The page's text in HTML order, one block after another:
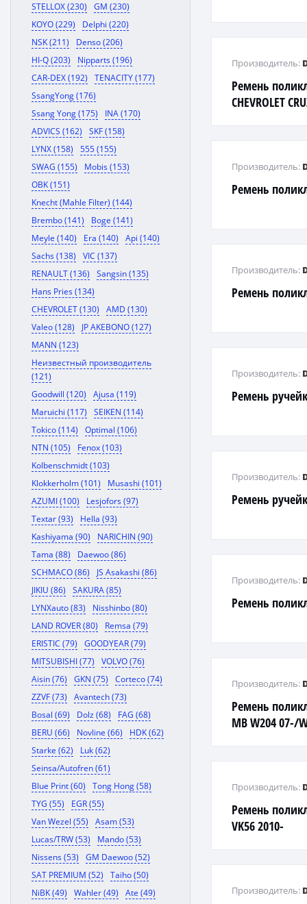
STELLOX (230)
GM (230)
KOYO (229)
Delphi (220)
NSK (211)
Denso (206)
HI-Q (203)
Nipparts (196)
CAR-DEX (192)
TENACITY (177)
SsangYong (176)
Ssang Yong (175)
INA (170)
ADVICS (162)
SKF (158)
LYNX (158)
555 (155)
SWAG (155)
Mobis (153)
OBK (151)
Knecht (Mahle Filter) (144)
Brembo (141)
Boge (141)
Meyle (140)
Era (140)
Api (140)
Sachs (138)
VIC (137)
RENAULT (136)
Sangsin (135)
Hans Pries (134)
CHEVROLET (130)
AMD (130)
Valeo (128)
JP AKEBONO (127)
MANN (123)
Неизвестный производитель
(121)
Goodwill (120)
Ajusa (119)
Maruichi (117)
SEIKEN (114)
Tokico (114)
Optimal (106)
NTN (105)
Fenox (103)
Kolbenschmidt (103)
Klokkerholm (101)
Musashi (101)
AZUMI (100)
Lesjofors (97)
Textar (93)
Hella (93)
Kashiyama (90)
NARICHIN (90)
Tama (88)
Daewoo (86)
SCHMACO (86)
JS Asakashi (86)
JIKIU (86)
SAKURA (85)
LYNXauto (83)
Nisshinbo (80)
LAND ROVER (80)
Remsa (79)
ERISTIC (79)
GOODYEAR (79)
MITSUBISHI (77)
VOLVO (76)
Aisin (76)
GKN (75)
Corteco (74)
ZZVF (73)
Avantech (73)
Bosal (69)
Dolz (68)
FAG (68)
BERU (66)
Novline (66)
HDK (62)
Starke (62)
Luk (62)
Seinsa/Autofren (61)
Blue Print (60)
Tong Hong (58)
TYG (55)
EGR (55)
Van Wezel (55)
Asam (53)
Lucas/TRW (53)
Mando (53)
Nissens (53)
GM Daewoo (52)
SAT PREMIUM (52)
Taiho (50)
NiBK (49)
Wahler (49)
Ate (49)
Ремень
CHEVROLET
Производитель:
Ремень
Производитель:
Ремень
Производитель:
Ремень
Производитель:
Ремень
Производитель:
Ремень
Производитель:
Ремень
MB W204 07-/
Производитель:
Ремень
VK56 2010-
Производитель:
Производитель: